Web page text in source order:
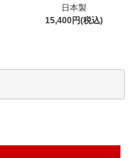
日本製
15,400円(税込)